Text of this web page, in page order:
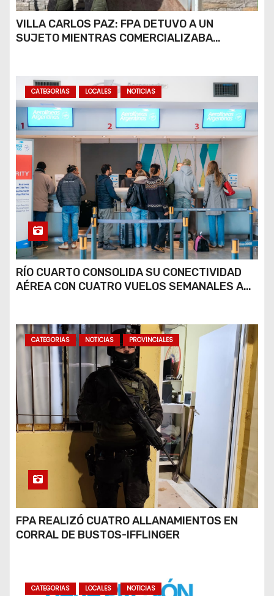
VILLA CARLOS PAZ: FPA DETUVO A UN
SUJETO MIENTRAS COMERCIALIZABA
CATEGORIAS LOCALES NOTICIAS
RÍO CUARTO CONSOLIDA SU CONECTIVIDAD
AÉREA CON CUATRO VUELOS SEMANALES A
CATEGORIAS NOTICIAS PROVINCIALES
FPA REALIZÓ CUATRO ALLANAMIENTOS EN
CORRAL DE BUSTOS-IFFLINGER
CATEGORIAS LOCALES NOTICIAS